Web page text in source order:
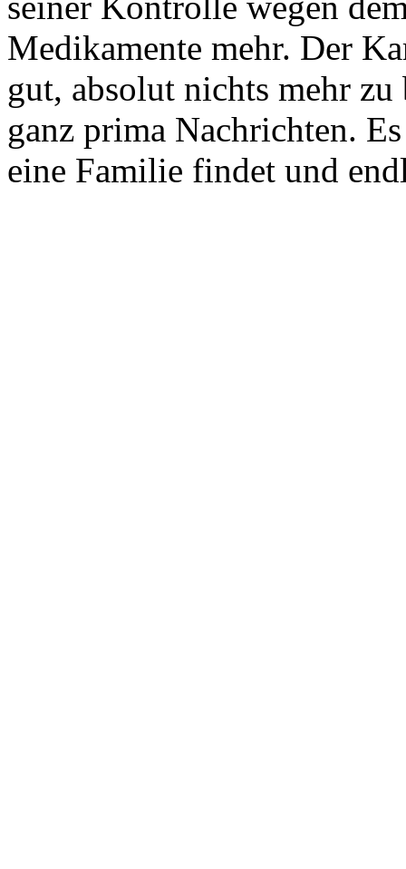
Medikamente mehr. Der
gut, absolut nichts mehr zu
ganz prima Nachrichten.
eine Familie findet und